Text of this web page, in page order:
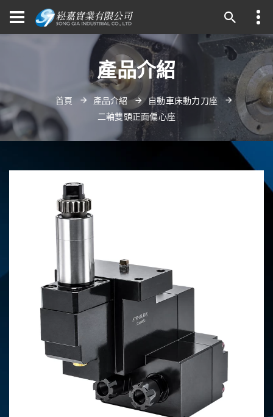
產品介紹
首頁 產品介紹
自動車床動力刀座
二軸雙頭正面偏心座